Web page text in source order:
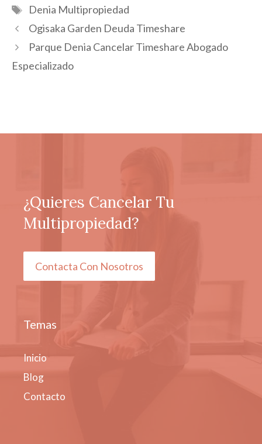
Etiquetas
Denia Multipropiedad
Ogisaka Garden Deuda Timeshare
Parque Denia Cancelar Timeshare Abogado
Especializado
¿Quieres Cancelar Tu
Multipropiedad?
Contacta Con Nosotros
Temas
Inicio
Blog
Contacto